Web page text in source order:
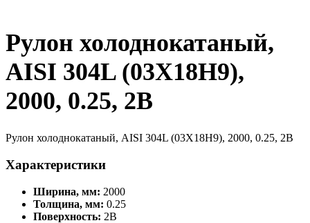
Рулон холоднокатаный,
AISI 304L (03Х18Н9),
2000, 0.25, 2B
Рулон холоднокатаный, AISI 304L (03Х18Н9), 2000, 0.25, 2B
Характеристики
Ширина, мм: 2000
Толщина, мм: 0.25
Поверхность: 2B